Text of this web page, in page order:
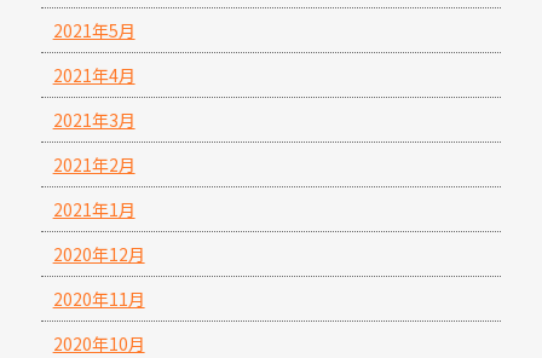
2021年5月
2021年4月
2021年3月
2021年2月
2021年1月
2020年12月
2020年11月
2020年10月